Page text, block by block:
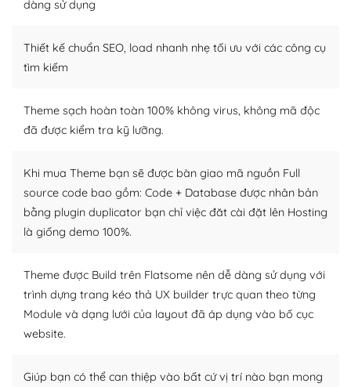
tìm kiếm chúng trên Internet hoặc nhờ chuyên gia.
– Sở hữu một cộng đồng lớn, sẵn sàng hỗ trợ
WordPress là nơi lưu trữ cho một diễn đàn cộng đồng
khổng lồ được kiểm duyệt bởi các nhân viên và những
người cuồng tín WordPress.
Nếu bạn gặp khó khăn, bạn có thể lên mạng và tìm
kiếm những cộng đồng WordPress, họ sẽ giúp bạn trả
lời, giải đáp vấn đề của bạn.
Cộng đồng sử dụng WordPress sẵn sàng hỗ trợ bạn
– Đa dạng plugin và themes
Plugin mở rộng là thành phần cài đặt thêm vào
WordPress để tăng thêm các tính năng cần thiết. Có
Nhờ lượng người dùng đông đảo, thư viện themes và
dàng sử dụng
Thiết kế chuẩn SEO, load nhanh nhẹ tối ưu với các công cụ
tìm kiếm
Theme sạch hoàn toàn 100% không virus, không mã độc
đã được kiểm tra kỹ lưỡng.
Khi mua Theme bạn sẽ được bàn giao mã nguồn Full
source code bao gồm: Code + Database được nhân bản
bằng plugin duplicator bạn chỉ việc đăt cài đặt lên Hosting
là giống demo 100%.
Theme được Build trên Flatsome nên dễ dàng sử dụng với
trình dựng trang kéo thả UX builder trực quan theo từng
Module và dạng lưới của layout đã áp dụng vào bố cục
website.
Giúp bạn có thể can thiệp vào bất cứ vị trí nào bạn mong